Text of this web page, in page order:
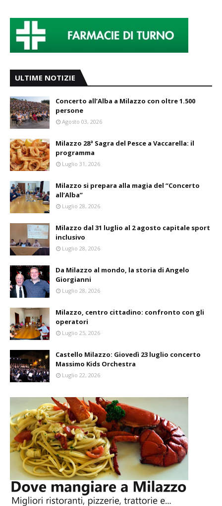
ULTIME NOTIZIE
Concerto all’Alba a Milazzo con oltre 1.500
persone
Agosto 03, 2026
Milazzo 28ª Sagra del Pesce a Vaccarella: il
programma
Luglio 31, 2026
Milazzo si prepara alla magia del “Concerto
all’Alba”
Luglio 28, 2026
Milazzo dal 31 luglio al 2 agosto capitale sport
inclusivo
Luglio 28, 2026
Da Milazzo al mondo, la storia di Angelo
Giorgianni
Luglio 28, 2026
Milazzo, centro cittadino: confronto con gli
operatori
Luglio 25, 2026
Castello Milazzo: Giovedì 23 luglio concerto
Massimo Kids Orchestra
Luglio 22, 2026